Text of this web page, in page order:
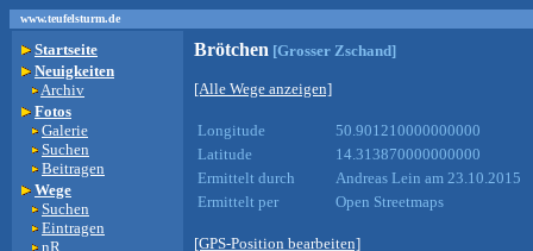
www.teufelsturm.de
Startseite
Neuigkeiten
Archiv
Fotos
Galerie
Suchen
Beitragen
Wege
Suchen
Eintragen
nR
Brötchen [Grosser Zschand]
[Alle Wege anzeigen]
Longitude
50.901210000000000
Latitude
14.313870000000000
Ermittelt durch
Andreas Lein am 23.10.2015
Ermittelt per
Open Streetmaps
[GPS-Position bearbeiten]